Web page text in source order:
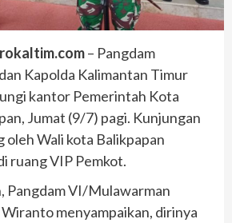
– Pangdam
Kapolda Kalimantan Timur
kantor Pemerintah Kota
Jumat (9/7) pagi. Kunjungan
oleh Wali kota Balikpapan
ruang VIP Pemkot.
Pangdam VI/Mulawarman
menyampaikan, dirinya